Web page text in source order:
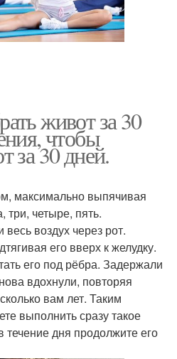
живот за 30
чтобы
за 30 дней.
максимально выпячивая
три, четыре, пять.
воздух через рот.
его вверх к желудку.
его под рёбра. Задержали
вдохнули, повторяя
вам лет. Таким
выполнить сразу такое
течение дня продолжите его